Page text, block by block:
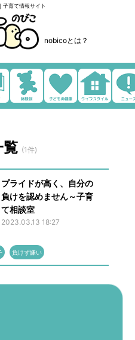
子育て情報サイト
nobicoとは？
覧 (1件)
プライドが高く、自分の
負けを認めません～子育
て相談室
2023.03.13 18:27
負けず嫌い